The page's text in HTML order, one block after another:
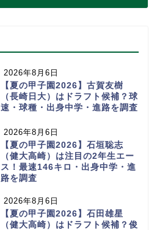
2026年8月6日
【夏の甲子園2026】古賀友樹
（長崎日大）はドラフト候補？球
速・球種・出身中学・進路を調査
2026年8月6日
【夏の甲子園2026】石垣聡志
（健大高崎）は注目の2年生エー
ス！最速146キロ・出身中学・進
路を調査
2026年8月6日
【夏の甲子園2026】石田雄星
（健大高崎）はドラフト候補？俊